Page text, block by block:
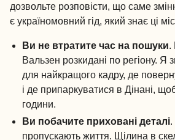
дозвольте розповісти, що саме
є україномовний гід, який знає ці
Ви не втратите час на пошуки.
Вальзен розкидані по регіону. Я
для найкращого кадру, де
і де припаркуватися в Дінані,
години.
Ви побачите приховані деталі.
пропускають життя. Щілина в